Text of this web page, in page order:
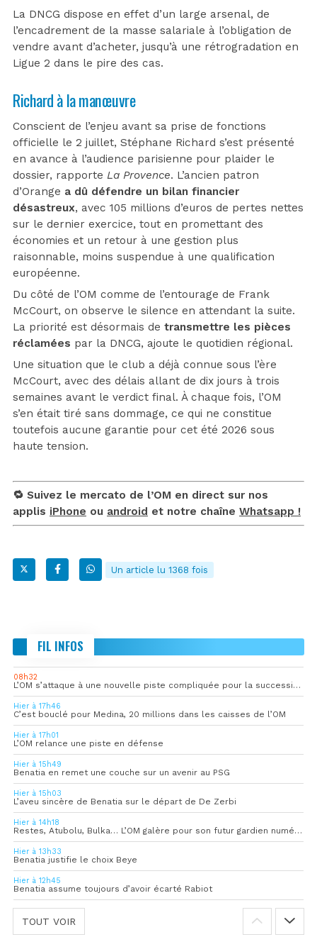
La DNCG dispose en effet d’un large arsenal, de
l’encadrement de la masse salariale à l’obligation de
vendre avant d’acheter, jusqu’à une rétrogradation en
Ligue 2 dans le pire des cas.
Richard à la manœuvre
Conscient de l’enjeu avant sa prise de fonctions
officielle le 2 juillet, Stéphane Richard s’est présenté
en avance à l’audience parisienne pour plaider le
dossier, rapporte La Provence. L’ancien patron
d’Orange a dû défendre un bilan financier
désastreux, avec 105 millions d’euros de pertes nettes
sur le dernier exercice, tout en promettant des
économies et un retour à une gestion plus
raisonnable, moins suspendue à une qualification
européenne.
Du côté de l’OM comme de l’entourage de Frank
McCourt, on observe le silence en attendant la suite.
La priorité est désormais de transmettre les pièces
réclamées par la DNCG, ajoute le quotidien régional.
Une situation que le club a déjà connue sous l’ère
McCourt, avec des délais allant de dix jours à trois
semaines avant le verdict final. À chaque fois, l’OM
s’en était tiré sans dommage, ce qui ne constitue
toutefois aucune garantie pour cet été 2026 sous
haute tension.
🔁 Suivez le mercato de l’OM en direct sur nos
applis iPhone ou android et notre chaîne Whatsapp !
Un article lu 1368 fois
FIL INFOS
08h32
L’OM s’attaque à une nouvelle piste compliquée pour la succession de Rulli
Hier à 17h46
C’est bouclé pour Medina, 20 millions dans les caisses de l’OM
Hier à 17h01
L’OM relance une piste en défense
Hier à 15h49
Benatia en remet une couche sur un avenir au PSG
Hier à 15h03
L’aveu sincère de Benatia sur le départ de De Zerbi
Hier à 14h18
Restes, Atubolu, Bulka… L’OM galère pour son futur gardien numéro 1
Hier à 13h33
Benatia justifie le choix Beye
Hier à 12h45
Benatia assume toujours d’avoir écarté Rabiot
TOUT VOIR